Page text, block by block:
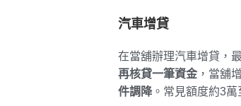
汽車增貸
在當舖辦理汽車增貸，
再核貸一筆資金，當舖
件調降。常見額度約3萬